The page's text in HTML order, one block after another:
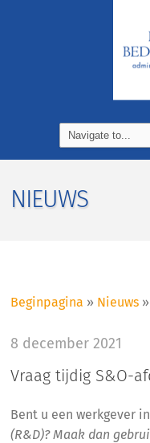
NIEUWS
Beginpagina » Nieuws »
8 december 2021
Vraag tijdig S&O-
Bent u een werkgever
(R&D)? Maak dan